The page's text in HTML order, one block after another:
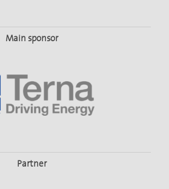
Main sponsor
Partner